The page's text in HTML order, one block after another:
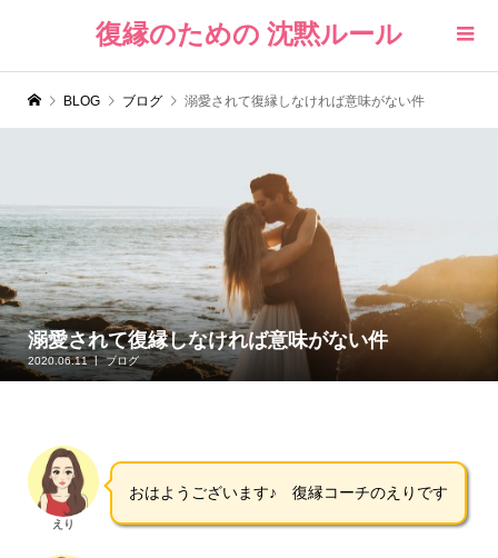
復縁のための 沈黙ルール
BLOG ブログ 溺愛されて復縁しなければ意味がない件
溺愛されて復縁しなければ意味がない件
2020.06.11 ブログ
えり
おはようございます♪ 復縁コーチのえりです